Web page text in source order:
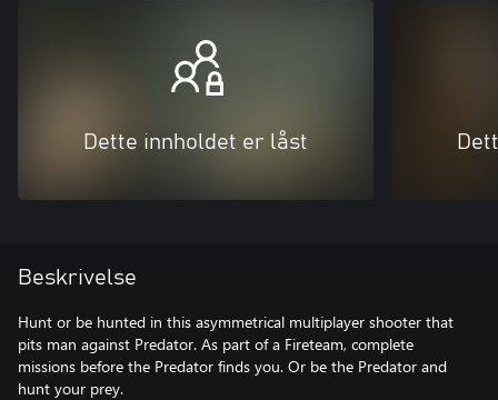
Dette innholdet er låst
Beskrivelse
Hunt or be hunted in this asymmetrical multiplayer shooter that
pits man against Predator. As part of a Fireteam, complete
missions before the Predator finds you. Or be the Predator and
hunt your prey.